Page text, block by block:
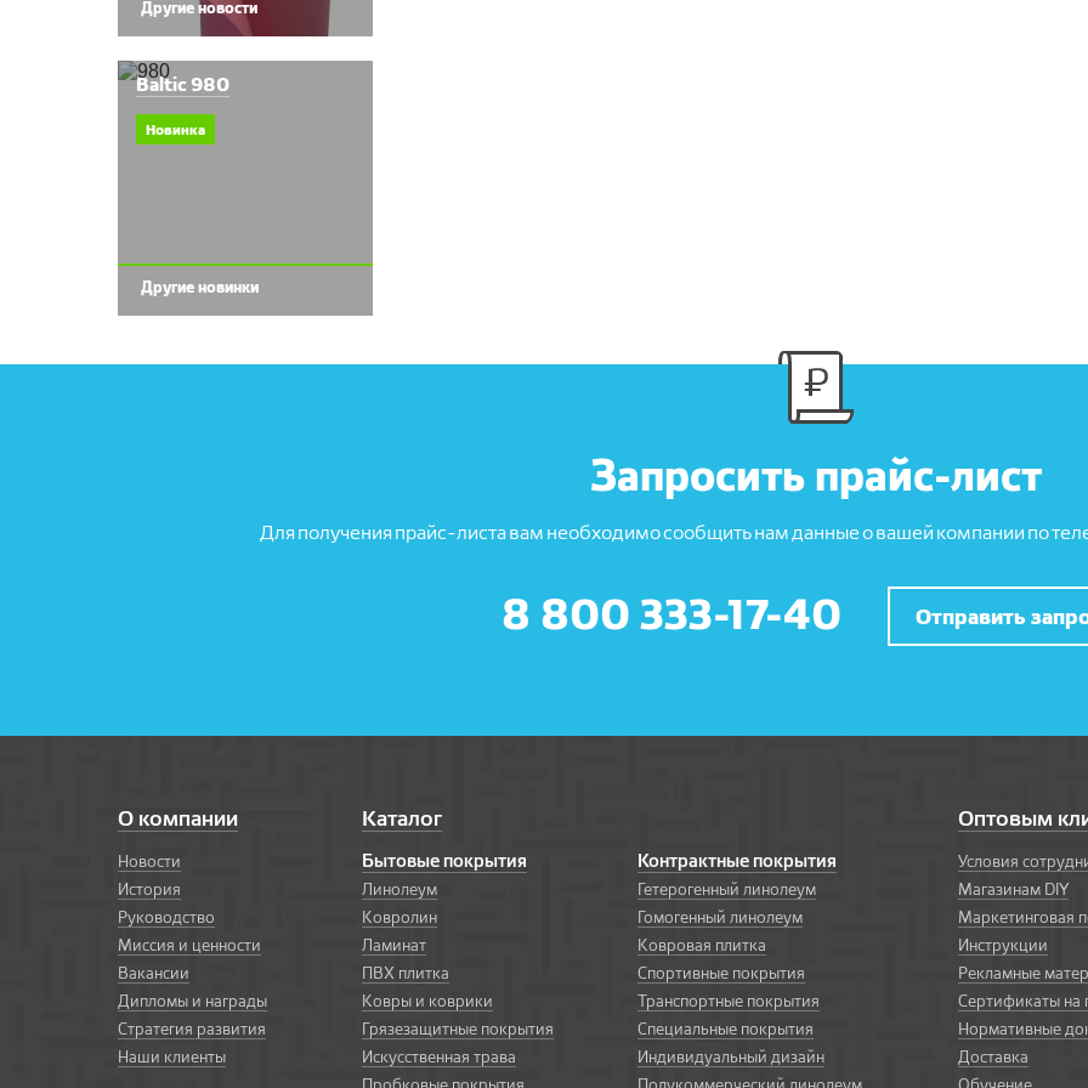
Другие новости
Baltic 980
Новинка
Другие новинки
Запросить прайс-лист
Для получения прайс-листа вам необходимо сообщить нам данные о вашей компании по
8 800 333-17-40 Отправить
О компании
Новости
История
Руководство
Миссия и ценности
Вакансии
Дипломы и награды
Стратегия развития
Наши клиенты
Каталог
Бытовые покрытия
Линолеум
Ковролин
Ламинат
ПВХ плитка
Ковры и коврики
Грязезащитные покрытия
Искусственная трава
Контрактные покрытия
Гетерогенный линолеум
Гомогенный линолеум
Ковровая плитка
Спортивные покрытия
Транспортные покрытия
Специальные покрытия
Индивидуальный дизайн
Оптовым
Условия
Магазинам DIY
Маркетинговая
Инструкции
Рекламные
Сертификаты на
Нормативные
Доставка